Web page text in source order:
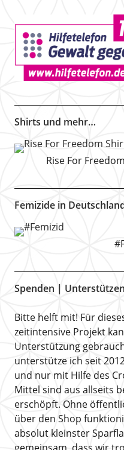
Shirts und mehr…
Rise For
Femizide in
Spenden | Unterstützen
Bitte helft mit! Für
zeitintensive Projekt
Unterstützung
unterstütze ich seit
und nur mit Hilfe des
Mittel sind aus allseits
erschöpft. Ohne
über den Shop
absolut kleinster